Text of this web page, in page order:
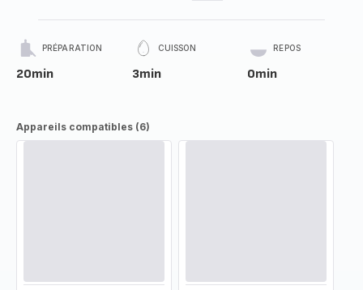
PRÉPARATION
20min
CUISSON
3min
REPOS
0min
Appareils compatibles (6)